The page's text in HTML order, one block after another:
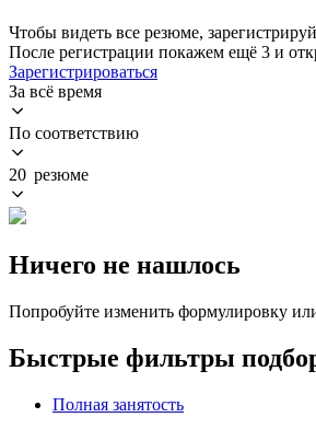
Чтобы видеть все резюме,
После регистрации покажем ещё 3 и
Зарегистрироваться
За всё время
По соответствию
20 резюме
Ничего не нашлось
Попробуйте изменить формулировку
Быстрые фильтры
Полная занятость